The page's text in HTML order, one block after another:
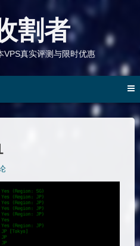
割者
VPS真实评测与限时优惠